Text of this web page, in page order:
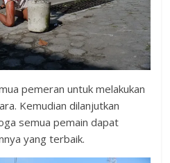
pemeran untuk melakukan
Kemudian dilanjutkan
semua pemain dapat
yang terbaik.